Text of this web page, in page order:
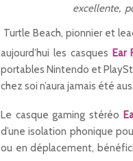
excellente,
Turtle Beach, pionnier et
aujourd’hui les casques Ear
portables Nintendo et
chez soi n’aura jamais été
Le casque gaming stéréo
d’une isolation phonique
ou en déplacement,